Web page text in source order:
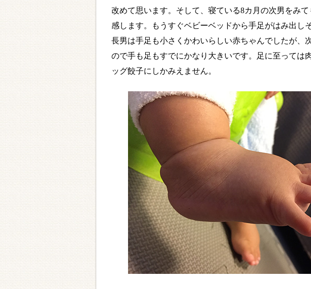
改めて思います。そして、寝ている8カ月の次男をみ
感します。もうすぐベビーベッドから手足がはみ出し
長男は手足も小さくかわいらしい赤ちゃんでしたが、
ので手も足もすでにかなり大きいです。足に至っては
ッグ餃子にしかみえません。